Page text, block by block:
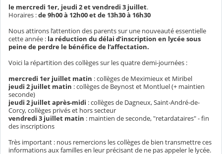
le mercredi 1er, jeudi 2 et vendredi 3 juillet.
Horaires :de 9h00 à 12h00 et de 13h30 à 16h30
Nous attirons l’attention des parents sur une nouveauté essentielle
cette année : la réduction du délai d’inscription en lycée sous
peine de perdre le bénéfice de l’affectation.
Voici la répartition des collèges sur les quatre demi-journées :
mercredi 1er juillet matin : collèges de Meximieux et Miribel
jeudi 2 juillet matin : collèges de Beynost et Montluel (+ maintien
seconde)
jeudi 2 juillet après-midi : collèges de Dagneux, Saint-André-de-
Corcy, collèges privés et hors secteur
vendredi 3 juillet matin : maintien de seconde, "retardataires" - fin
des inscriptions
Très important : nous remercions les collèges de bien transmettre ces
informations aux familles en leur précisant de ne pas appeler le lycée.